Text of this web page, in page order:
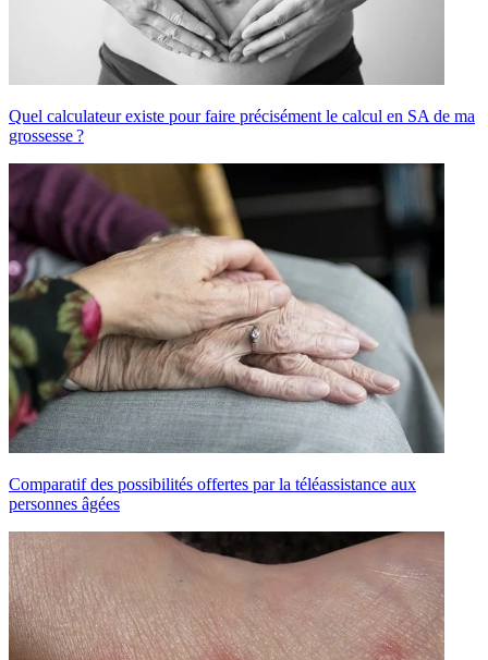
Quel calculateur existe pour faire précisément le calcul en SA de ma
grossesse ?
Comparatif des possibilités offertes par la téléassistance aux
personnes âgées